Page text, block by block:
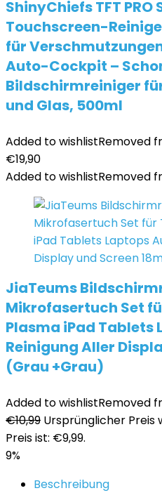
ShinyChiefs TFT
Touchscreen-
für
Auto-Cockpit –
Bildschirmreiniger für
und Glas, 500ml
Added to wishlistRemoved
€19,90
Added to wishlistRemoved
JiaTeums
Mikrofasertuch Set für
Plasma iPad Tablets
Reinigung Aller
(Grau +Grau)
Added to wishlistRemoved
€10,99 Ursprünglicher Preis
Preis ist: €9,99.
9%
Beschreibung